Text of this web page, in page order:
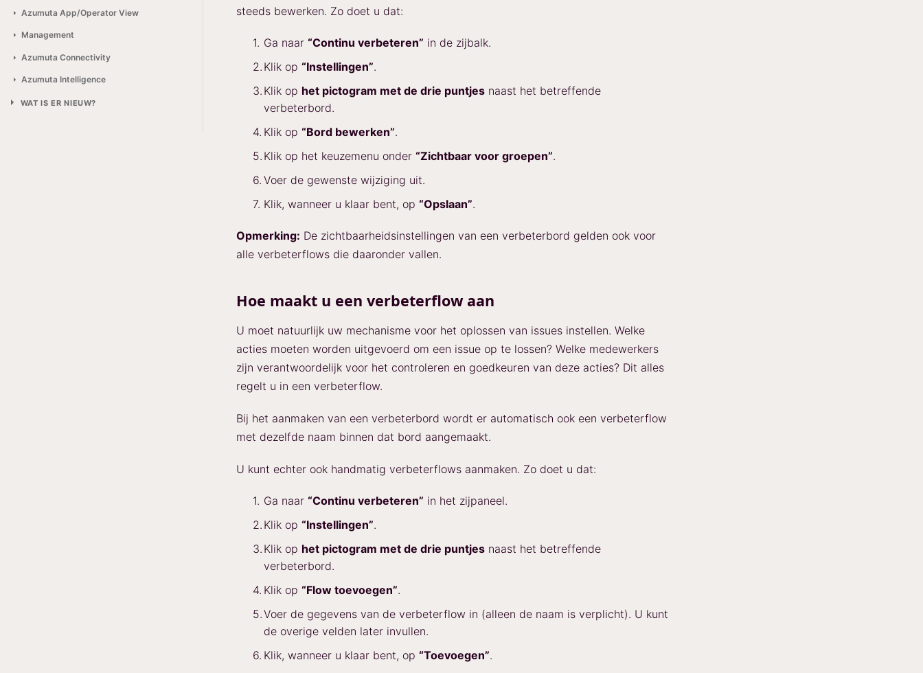
Azumuta App/Operator View
Management
Azumuta Connectivity
Azumuta Intelligence
WAT IS ER NIEUW?
steeds bewerken. Zo doet u dat:
Ga naar “Continu verbeteren” in de zijbalk.
Klik op “Instellingen”.
Klik op het pictogram met de drie puntjes naast het betreffende
verbeterbord.
Klik op “Bord bewerken”.
Klik op het keuzemenu onder “Zichtbaar voor groepen”.
Voer de gewenste wijziging uit.
Klik, wanneer u klaar bent, op “Opslaan”.
Opmerking: De zichtbaarheidsinstellingen van een verbeterbord gelden ook voor
alle verbeterflows die daaronder vallen.
Hoe maakt u een verbeterflow aan
U moet natuurlijk uw mechanisme voor het oplossen van issues instellen. Welke
acties moeten worden uitgevoerd om een issue op te lossen? Welke medewerkers
zijn verantwoordelijk voor het controleren en goedkeuren van deze acties? Dit alles
regelt u in een verbeterflow.
Bij het aanmaken van een verbeterbord wordt er automatisch ook een verbeterflow
met dezelfde naam binnen dat bord aangemaakt.
U kunt echter ook handmatig verbeterflows aanmaken. Zo doet u dat:
Ga naar “Continu verbeteren” in het zijpaneel.
Klik op “Instellingen”.
Klik op het pictogram met de drie puntjes naast het betreffende
verbeterbord.
Klik op “Flow toevoegen”.
Voer de gegevens van de verbeterflow in (alleen de naam is verplicht). U kunt
de overige velden later invullen.
Klik, wanneer u klaar bent, op “Toevoegen”.